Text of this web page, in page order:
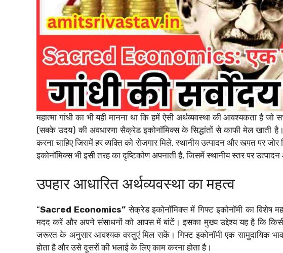
महात्मा गांधी का भी यही मानना था कि हमें ऐसी अर्थव्यवस्था की आवश्यकता है जो
(सबके उदय) की अवधारणा सैक्रेड इकोनॉमिक्स के सिद्धांतों से काफी मेल खाती है।
करना चाहिए जिसमें हर व्यक्ति को रोजगार मिले, स्थानीय उत्पादन और खपत पर
इकोनॉमिक्स भी इसी तरह का दृष्टिकोण अपनाती है, जिसमें स्थानीय स्तर पर
उपहार आधारित अर्थव्यवस्था का महत्व
“Sacred Economics” सेक्रेड इकोनॉमिक्स में गिफ्ट इकोनॉमी का
मदद करें और अपने संसाधनों को आपस में बांटें। इसका मुख्य उद्देश्य यह है कि
जरूरत के अनुसार आवश्यक वस्तुएं मिल सकें। गिफ्ट इकोनॉमी एक सामुदायिक
होता है और उसे दूसरों की भलाई के लिए काम करना होता है।